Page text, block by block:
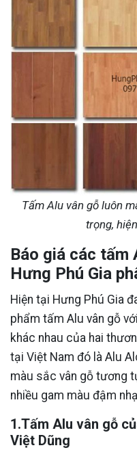
Tấm Alu vân gỗ luôn
trọng,
Báo giá các tấm
Hưng Phú Gia
Hiện tại Hưng Phú Gia
phẩm tấm Alu vân gỗ
khác nhau của hai
tại Việt Nam đó là Alu
màu sắc vân gỗ tương
nhiều gam màu đậm
1.Tấm Alu vân gỗ
Việt Dũng